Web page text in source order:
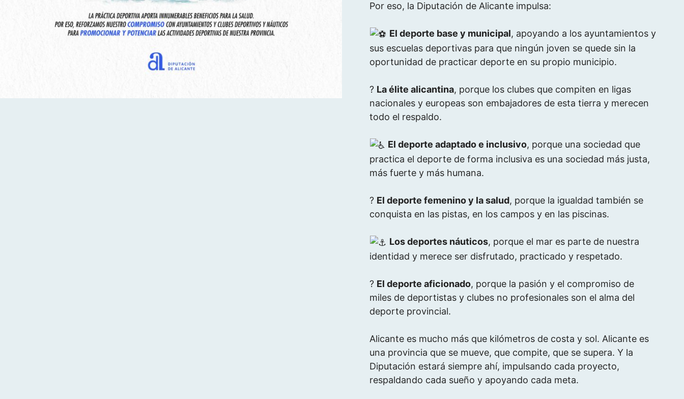
Por eso, la Diputación de Alicante impulsa:
El deporte base y municipal, apoyando a los ayuntamientos y
sus escuelas deportivas para que ningún joven se quede sin la
oportunidad de practicar deporte en su propio municipio.
? La élite alicantina, porque los clubes que compiten en ligas
nacionales y europeas son embajadores de esta tierra y merecen
todo el respaldo.
El deporte adaptado e inclusivo, porque una sociedad que
practica el deporte de forma inclusiva es una sociedad más justa,
más fuerte y más humana.
? El deporte femenino y la salud, porque la igualdad también se
conquista en las pistas, en los campos y en las piscinas.
Los deportes náuticos, porque el mar es parte de nuestra
identidad y merece ser disfrutado, practicado y respetado.
? El deporte aficionado, porque la pasión y el compromiso de
miles de deportistas y clubes no profesionales son el alma del
deporte provincial.
Alicante es mucho más que kilómetros de costa y sol. Alicante es
una provincia que se mueve, que compite, que se supera. Y la
Diputación estará siempre ahí, impulsando cada proyecto,
respaldando cada sueño y apoyando cada meta.